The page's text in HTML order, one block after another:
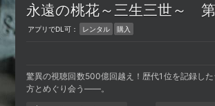
永遠の桃花～三生三世～
アプリでDL可： レンタル 購入
驚異の視聴回数500億回越え！歴代1位を記録し
方とめぐり会う――。